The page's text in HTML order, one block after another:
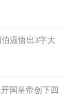
边，只有一人发
常人多出的一部
们更轻松的抓到
觉得自己多出来
上天送给他最好
温悟出3字大
国皇帝创下四